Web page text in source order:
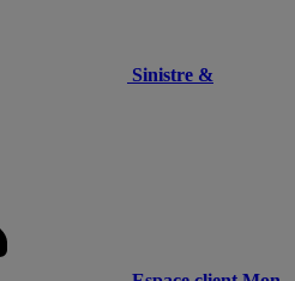
Sinistre &